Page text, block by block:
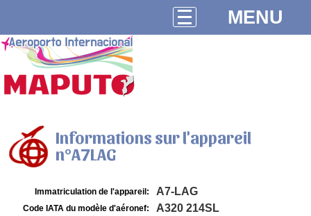
MENU
Informations sur l'appareil
n°A7LAG
Immatriculation de l'appareil: A7-LAG
Code IATA du modèle d'aéronef: A320 214SL